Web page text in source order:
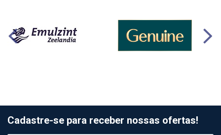
Cadastre-se para receber nossas ofertas!